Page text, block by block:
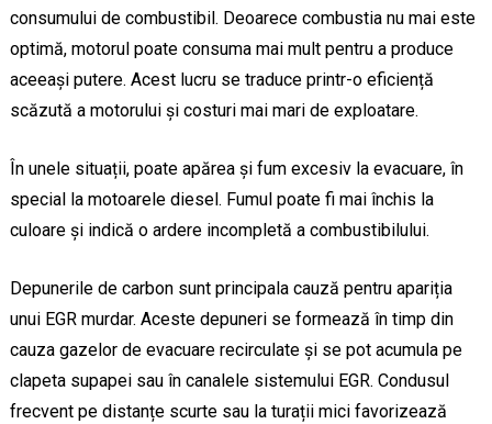
consumului de combustibil. Deoarece combustia nu mai este
optimă, motorul poate consuma mai mult pentru a produce
aceeași putere. Acest lucru se traduce printr-o eficiență
scăzută a motorului și costuri mai mari de exploatare.
În unele situații, poate apărea și fum excesiv la evacuare, în
special la motoarele diesel. Fumul poate fi mai închis la
culoare și indică o ardere incompletă a combustibilului.
Depunerile de carbon sunt principala cauză pentru apariția
unui EGR murdar. Aceste depuneri se formează în timp din
cauza gazelor de evacuare recirculate și se pot acumula pe
clapeta supapei sau în canalele sistemului EGR. Condusul
frecvent pe distanțe scurte sau la turații mici favorizează